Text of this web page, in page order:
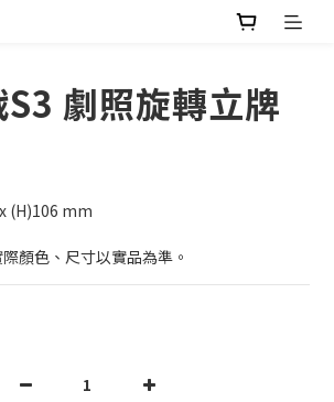
劇照旋轉立牌
(H)106 mm
顏色、尺寸以實品為準。